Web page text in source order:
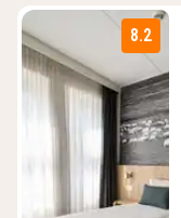
8.2